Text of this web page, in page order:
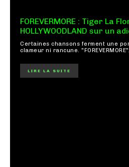
FOREVERMORE : Tiger La
HOLLYWOODLAND sur un
Certaines chansons ferment une
clameur ni rancune.
LIRE LA SUITE